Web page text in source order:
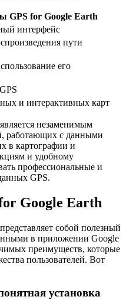
GPS for Google Earth
интерфейс
пути
его
и интерактивных карт
незаменимым
работающих с данными
в картографии и
и удобному
профессиональные и
GPS.
Google Earth
собой полезный
в приложении Google
преимуществ, которые
пользователей. Вот
установка